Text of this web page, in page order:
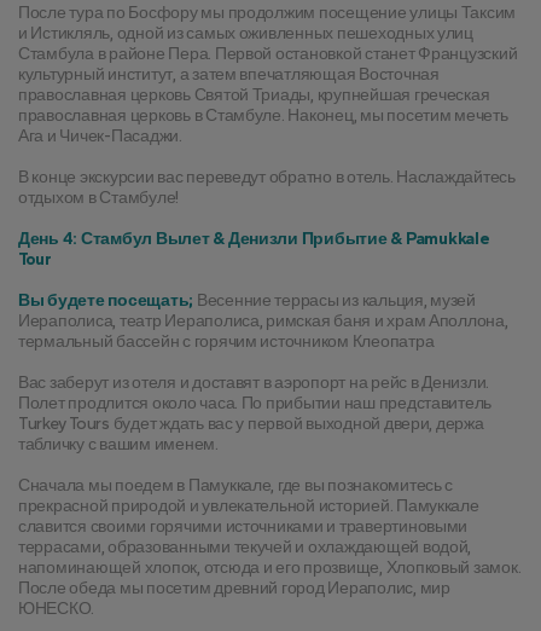
После тура по Босфору мы продолжим посещение улицы Таксим
и Истикляль, одной из самых оживленных пешеходных улиц
Стамбула в районе Пера. Первой остановкой станет Французский
культурный институт, а затем впечатляющая Восточная
православная церковь Святой Триады, крупнейшая греческая
православная церковь в Стамбуле. Наконец, мы посетим мечеть
Ага и Чичек-Пасаджи.
В конце экскурсии вас переведут обратно в отель. Наслаждайтесь
отдыхом в Стамбуле!
День 4: Стамбул Вылет & Денизли Прибытие & Pamukkale
Tour
Вы будете посещать; Весенние террасы из кальция, музей
Иераполиса, театр Иераполиса, римская баня и храм Аполлона,
термальный бассейн с горячим источником Клеопатра
Вас заберут из отеля и доставят в аэропорт на рейс в Денизли.
Полет продлится около часа. По прибытии наш представитель
Turkey Tours будет ждать вас у первой выходной двери, держа
табличку с вашим именем.
Сначала мы поедем в Памуккале, где вы познакомитесь с
прекрасной природой и увлекательной историей. Памуккале
славится своими горячими источниками и травертиновыми
террасами, образованными текучей и охлаждающей водой,
напоминающей хлопок, отсюда и его прозвище, Хлопковый замок.
После обеда мы посетим древний город Иераполис, мир
ЮНЕСКО.